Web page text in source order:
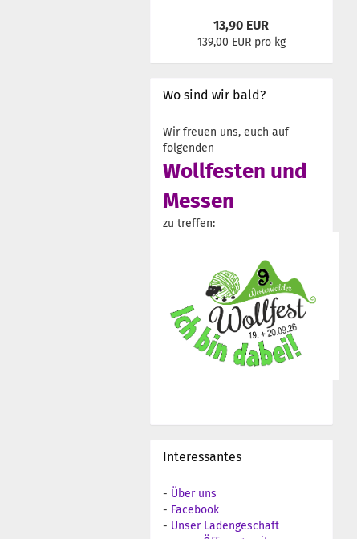
13,90 EUR
139,00 EUR pro kg
Wo sind wir bald?
Wir freuen uns, euch auf
folgenden
Wollfesten und
Messen
zu treffen:
Interessantes
- Über uns
- Facebook
- Unser Ladengeschäft